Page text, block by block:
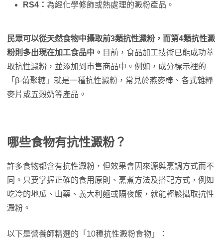
RS4： 為經化學修飾或熱處理的澱粉產品。
民眾可以從天然食物中攝取前3類抗性澱粉，而第4類抗性澱
粉則多出現在加工食品中。 目前，食品加工技術已能成功萃
取抗性澱粉，並添加到市售商品中。例如，成分標示裡的
「β-葡聚糖」就是一種抗性澱粉，常見於燕麥棒、各式雜糧
麥片或五穀奶等產品。
哪些食物有抗性澱粉？
許多食物都含有抗性澱粉，但效果會因來源與烹調方式而不
同。只要掌握正確的食用原則、烹煮方法及搭配方式，例如
吃冷的地瓜、山藥、義大利麵或隔夜飯，就能輕鬆攝取抗性
澱粉。
以下是營養師精選的「10種抗性澱粉食物」：